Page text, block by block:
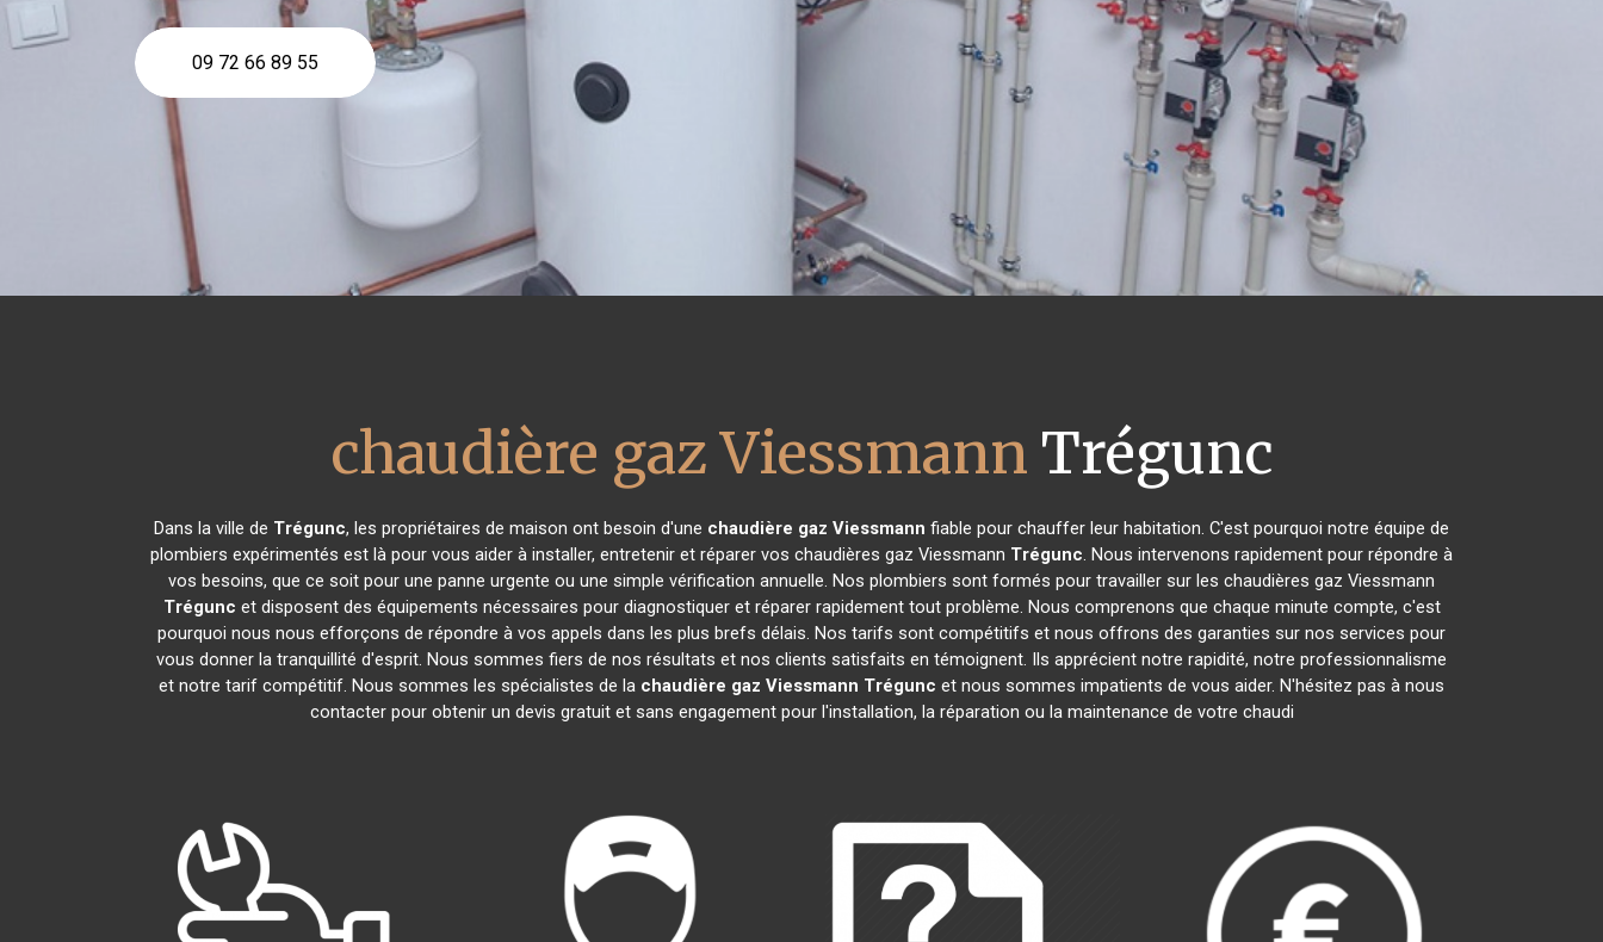
09 72 66 89 55
chaudière gaz Viessmann Trégunc
Dans la ville de Trégunc, les propriétaires de maison ont besoin d'une chaudière gaz Viessmann fiable pour chauffer leur habitation. C'est pourquoi notre équipe de
plombiers expérimentés est là pour vous aider à installer, entretenir et réparer vos chaudières gaz Viessmann Trégunc. Nous intervenons rapidement pour répondre à
vos besoins, que ce soit pour une panne urgente ou une simple vérification annuelle. Nos plombiers sont formés pour travailler sur les chaudières gaz Viessmann
Trégunc et disposent des équipements nécessaires pour diagnostiquer et réparer rapidement tout problème. Nous comprenons que chaque minute compte, c'est
pourquoi nous nous efforçons de répondre à vos appels dans les plus brefs délais. Nos tarifs sont compétitifs et nous offrons des garanties sur nos services pour
vous donner la tranquillité d'esprit. Nous sommes fiers de nos résultats et nos clients satisfaits en témoignent. Ils apprécient notre rapidité, notre professionnalisme
et notre tarif compétitif. Nous sommes les spécialistes de la chaudière gaz Viessmann Trégunc et nous sommes impatients de vous aider. N'hésitez pas à nous
contacter pour obtenir un devis gratuit et sans engagement pour l'installation, la réparation ou la maintenance de votre chaudi